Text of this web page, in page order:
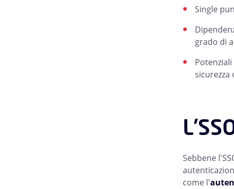
Single
grado di
sicurezza
Sebbene
come l'